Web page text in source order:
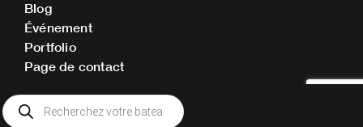
Blog
Événement
Portfolio
Page de contact
Recherche
de